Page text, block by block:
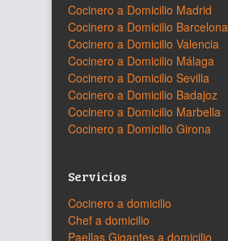
Cocinero a Domicilio Madrid
Cocinero a Domicilio Barcelona
Cocinero a Domicilio Valencia
Cocinero a Domicilio Málaga
Cocinero a Domicilio Sevilla
Cocinero a Domicilio Badajoz
Cocinero a Domicilio Marbella
Cocinero a Domicilio Girona
Servicios
Cocinero a domicilio
Chef a domicilio
Paellas Gigantes a domicilio